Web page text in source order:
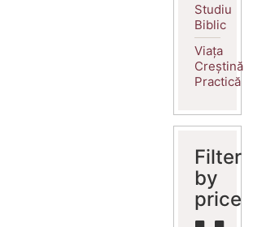
Studiu
Biblic
Viața
Creștină
Practică
Filter
by
price